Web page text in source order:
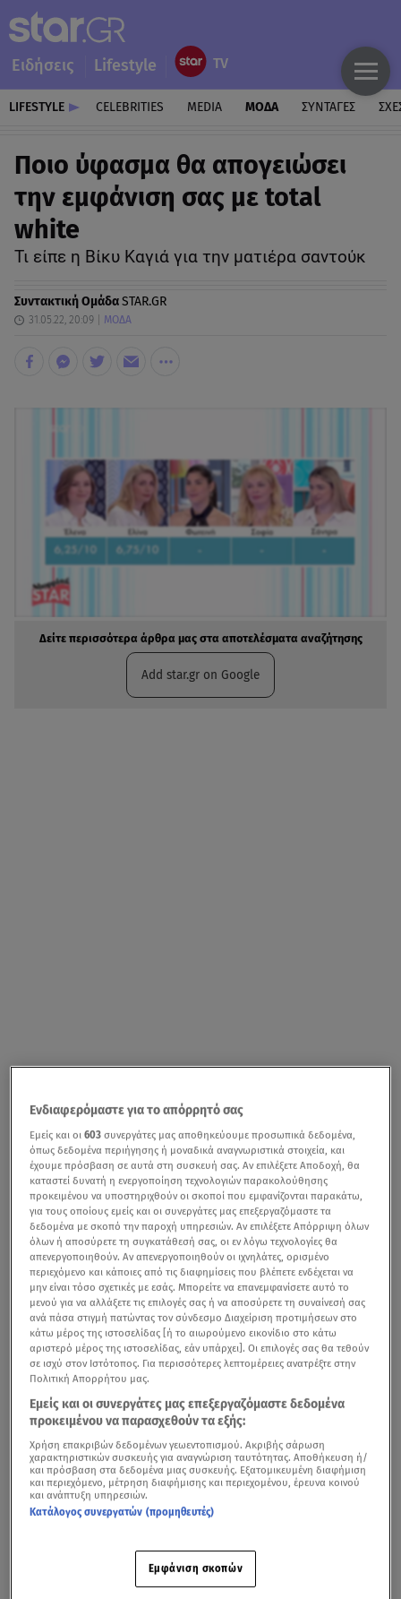
Ειδήσεις Lifestyle
LIFESTYLE CELEBRITIES MEDIA ΜΟΔΑ ΣΥΝΤΑΓΕΣ
Ποιο ύφασμα θα απογειώσει
την εμφάνιση σας με total
white
Τι είπε η Βίκυ Καγιά για την ματιέρα σαντούκ
Συντακτική ΟμάδαSTAR.GR
31.05.22, 20:09 ΜΟΔΑ
Δείτε περισσότερα άρθρα μας στα αποτελέσματα αναζήτησης
Add star.gr on Google
Ενδιαφερόμαστε για το απόρρητό σας
Εμείς και οι603 συνεργάτες μας αποθηκεύουμε προσωπικά δεδομένα,
όπως δεδομένα περιήγησης ή μοναδικά αναγνωριστικά στοιχεία, και
έχουμε πρόσβαση σε αυτά στη συσκευή σας. Αν επιλέξετε Αποδοχή, θα
καταστεί δυνατή η ενεργοποίηση τεχνολογιών παρακολούθησης
προκειμένου να υποστηριχθούν οι σκοποί που εμφανίζονται παρακάτω,
για τους οποίους εμείς και οι συνεργάτες μας επεξεργαζόμαστε τα
δεδομένα με σκοπό την παροχή υπηρεσιών. Αν επιλέξετε Απόρριψη όλων
όλων ή αποσύρετε τη συγκατάθεσή σας, οι εν λόγω τεχνολογίες θα
απενεργοποιηθούν. Αν απενεργοποιηθούν οι ιχνηλάτες, ορισμένο
περιεχόμενο και κάποιες από τις διαφημίσεις που βλέπετε ενδέχεται να
μην είναι τόσο σχετικές με εσάς. Μπορείτε να επανεμφανίσετε αυτό το
μενού για να αλλάξετε τις επιλογές σας ή να αποσύρετε τη συναίνεσή σας
ανά πάσα στιγμή πατώντας τον σύνδεσμο Διαχείριση προτιμήσεων στο
κάτω μέρος της ιστοσελίδας [ή το αιωρούμενο εικονίδιο στο κάτω
αριστερό μέρος της ιστοσελίδας, εάν υπάρχει]. Οι επιλογές σας θα τεθούν
σε ισχύ στον Ιστότοπος. Για περισσότερες λεπτομέρειες ανατρέξτε στην
Πολιτική Απορρήτου μας.
Εμείς και οι συνεργάτες μας επεξεργαζόμαστε δεδομένα
προκειμένου να παρασχεθούν τα εξής:
Χρήση επακριβών δεδομένων γεωεντοπισμού. Ακριβής σάρωση
χαρακτηριστικών συσκευής για αναγνώριση ταυτότητας. Αποθήκευση ή/
και πρόσβαση στα δεδομένα μιας συσκευής. Εξατομικευμένη διαφήμιση
και περιεχόμενο, μέτρηση διαφήμισης και περιεχομένου, έρευνα κοινού
και ανάπτυξη υπηρεσιών.
Κατάλογος συνεργατών (προμηθευτές)
Εμφάνιση σκοπών